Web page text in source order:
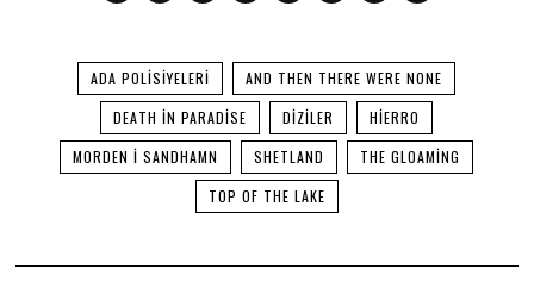
ADA POLISIYELERI
AND THEN THERE WERE NONE
DEATH IN PARADISE
DIZILER
HIERRO
MORDEN I SANDHAMN
SHETLAND
THE GLOAMING
TOP OF THE LAKE